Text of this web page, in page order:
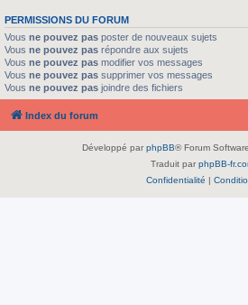
PERMISSIONS DU FORUM
Vous ne pouvez pas poster de nouveaux sujets
Vous ne pouvez pas répondre aux sujets
Vous ne pouvez pas modifier vos messages
Vous ne pouvez pas supprimer vos messages
Vous ne pouvez pas joindre des fichiers
Index du forum
Développé par phpBB® Forum
Traduit par phpBB-
Confidentialité |